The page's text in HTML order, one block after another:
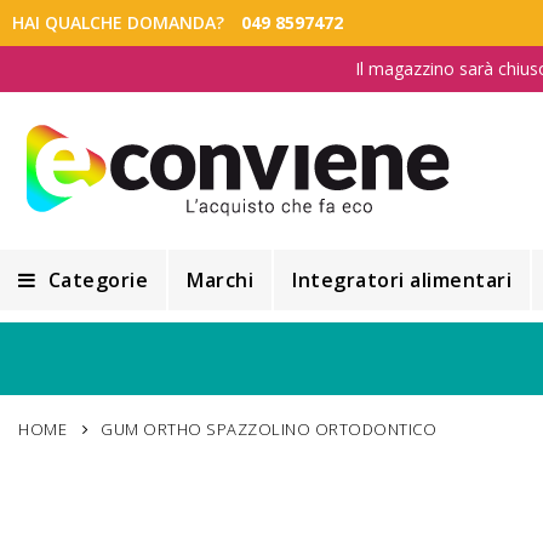
HAI QUALCHE DOMANDA? 049 8597472
Il magazzino sarà
Categorie
Alimentazione e Dietetica
Marchi Integratori alimentari
HOME GUM ORTHO SPAZZOLINO ORTODONTICO